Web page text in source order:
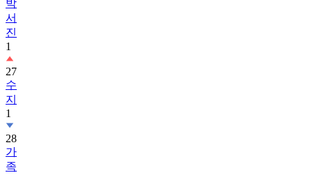
진
1
27
수
지
1
28
가
족
관
계